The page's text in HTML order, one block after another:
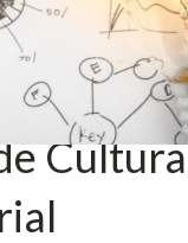
Cultura